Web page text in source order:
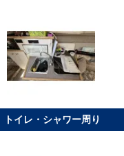
トイレ・シャワー周り